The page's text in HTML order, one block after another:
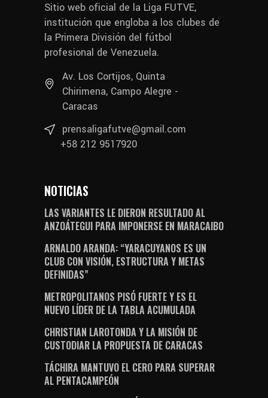
Sitio web oficial de la Liga FUTVE,
institución que engloba a los clubes de
la Primera División del fútbol
profesional de Venezuela.
Av. Los Cortijos, Quinta
Chirimena, Campo Alegre -
Caracas
prensaligafutve@gmail.com
+58 212 9517920
NOTICIAS
LAS VARIANTES LE DIERON RESULTADO AL
ANZOÁTEGUI PARA IMPONERSE EN MARACAIBO
ARNALDO ARANDA: “YARACUYANOS ES UN
CLUB CON VISIÓN, ESTRUCTURA Y METAS
DEFINIDAS”
METROPOLITANOS PISÓ FUERTE Y ES EL
NUEVO LÍDER DE LA TABLA ACUMULADA
CHRISTIAN LAROTONDA Y LA MISIÓN DE
CUSTODIAR LA PROPUESTA DE CARACAS
TÁCHIRA MANTUVO EL CERO PARA SUPERAR
AL PENTACAMPEÓN